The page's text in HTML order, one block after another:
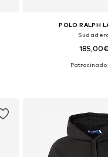
POLO RALPH
185,00€
Tallas disponibles: S,